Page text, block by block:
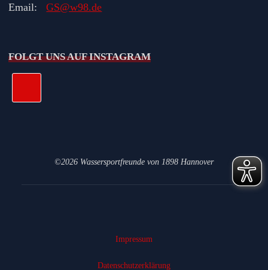
Email:GS@w98.de
FOLGT UNS AUF INSTAGRAM
©2026 Wassersportfreunde von 1898 Hannover
Impressum
Datenschutz­erklärung